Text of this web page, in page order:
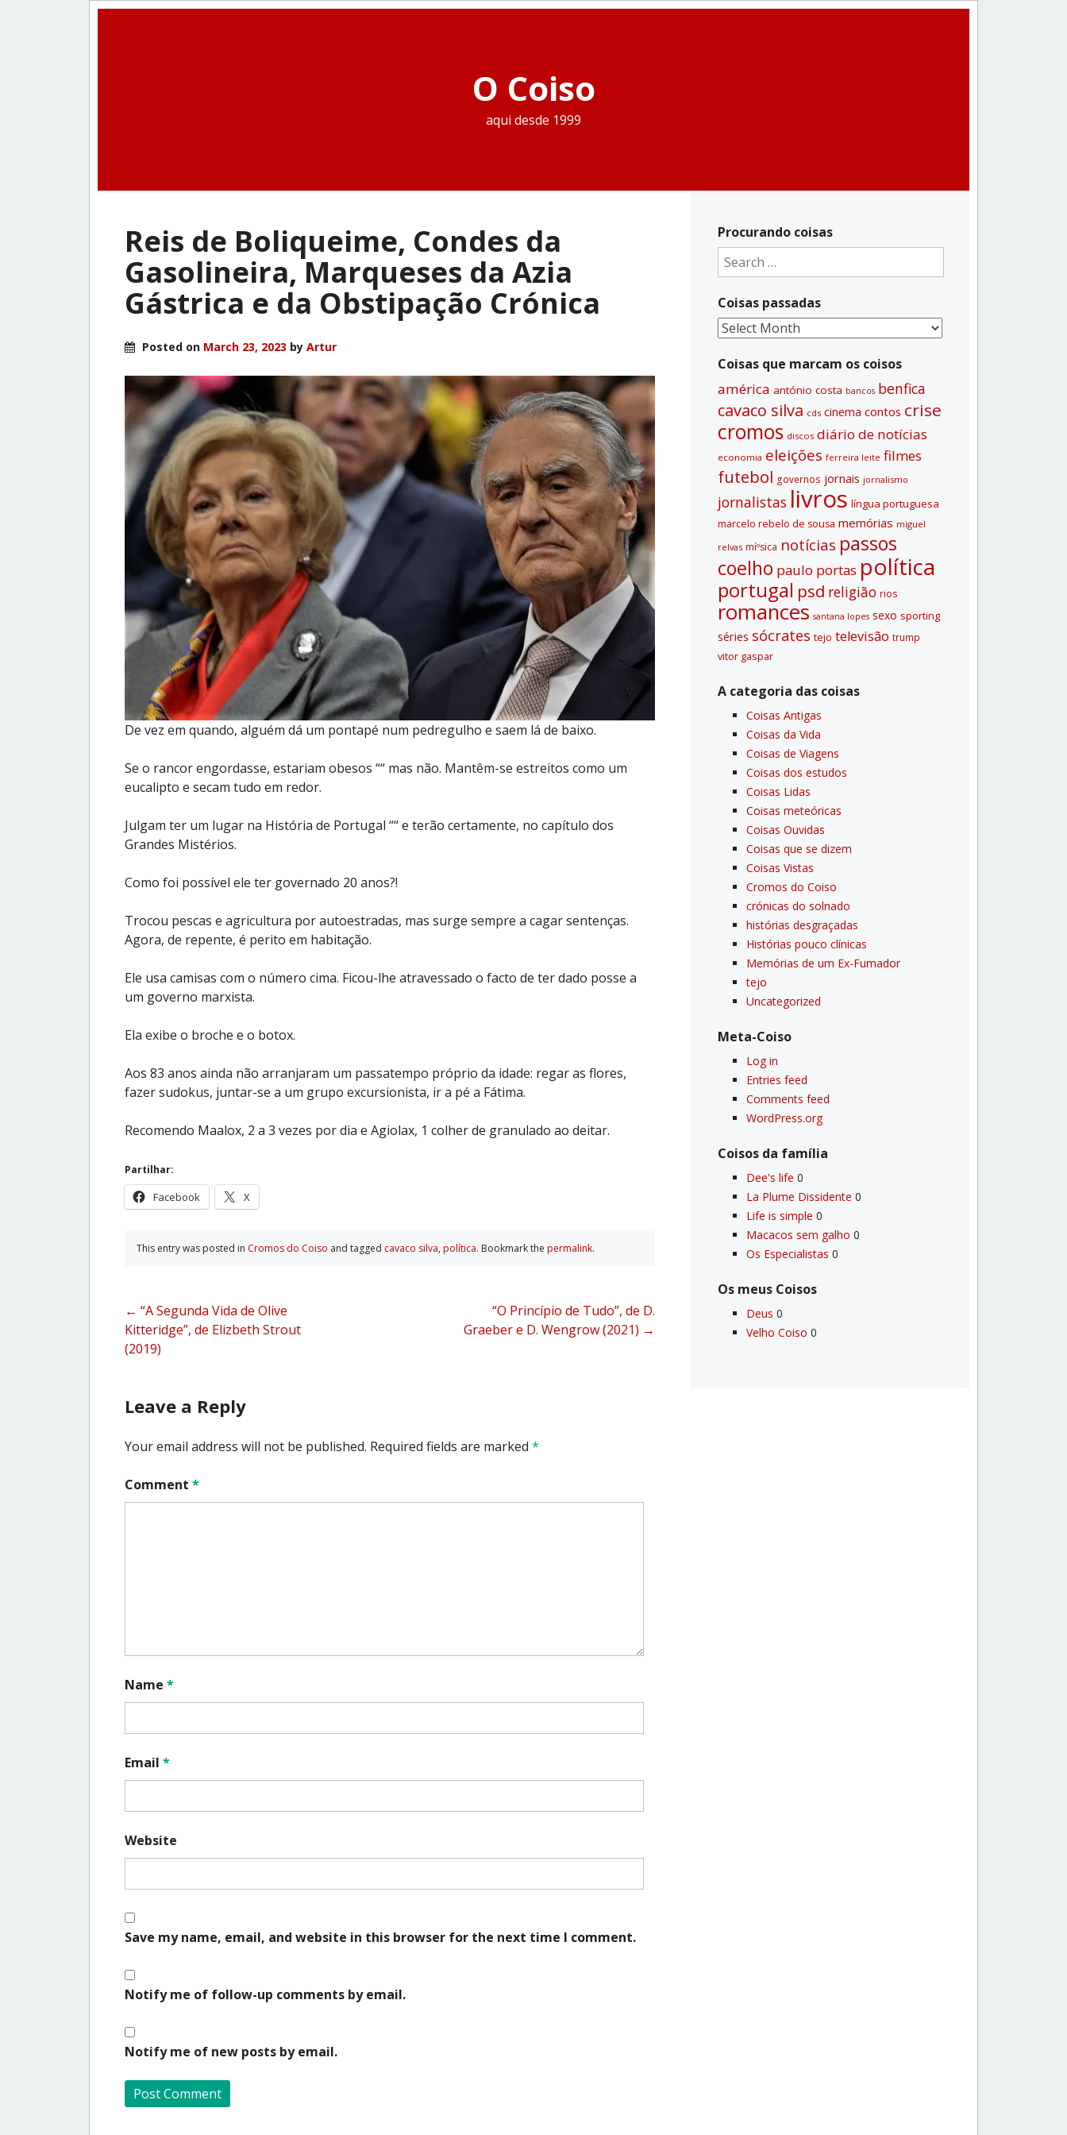
O Coiso
aqui desde 1999
Reis de Boliqueime, Condes da
Gasolineira, Marqueses da Azia
Gástrica e da Obstipação Crónica
Posted on March 23, 2023 by Artur
De vez em quando, alguém dá um pontapé num pedregulho e saem lá de baixo.
Se o rancor engordasse, estariam obesos ““ mas não. Mantêm-se estreitos como um
eucalipto e secam tudo em redor.
Julgam ter um lugar na História de Portugal ““ e terão certamente, no capítulo dos
Grandes Mistérios.
Como foi possível ele ter governado 20 anos?!
Trocou pescas e agricultura por autoestradas, mas surge sempre a cagar sentenças.
Agora, de repente, é perito em habitação.
Ele usa camisas com o número cima. Ficou-lhe atravessado o facto de ter dado posse a
um governo marxista.
Ela exibe o broche e o botox.
Aos 83 anos ainda não arranjaram um passatempo próprio da idade: regar as flores,
fazer sudokus, juntar-se a um grupo excursionista, ir a pé a Fátima.
Recomendo Maalox, 2 a 3 vezes por dia e Agiolax, 1 colher de granulado ao deitar.
Partilhar:
Facebook X
This entry was posted in Cromos do Coiso and tagged cavaco silva, polí­tica. Bookmark the permalink.
Post
navigation
← “A Segunda Vida de Olive
Kitteridge”, de Elizbeth Strout
(2019)
“O Princípio de Tudo”, de D.
Graeber e D. Wengrow (2021) →
Leave a Reply
Your email address will not be published. Required fields are marked *
Comment *
Name *
Email *
Website
Save my name, email, and website in this browser for the next time I comment.
Notify me of follow-up comments by email.
Notify me of new posts by email.
Procurando coisas
Search
for:
Coisas passadas
Coisas
Coisas que marcam os coisos
américa antónio costa bancos benfica
cavaco silva cds cinema contos crise
cromos discos diário de notí­cias
economia eleições ferreira leite filmes
futebol governos jornais jornalismo
jornalistas livros lí­ngua portuguesa
marcelo rebelo de sousa memórias miguel
relvas míºsica notí­cias passos
coelho paulo portas polí­tica
portugal psd religião rios
romances santana lopes sexo sporting
séries sócrates tejo televisão trump
vitor gaspar
A categoria das coisas
Coisas Antigas
Coisas da Vida
Coisas de Viagens
Coisas dos estudos
Coisas Lidas
Coisas meteóricas
Coisas Ouvidas
Coisas que se dizem
Coisas Vistas
Cromos do Coiso
crónicas do solnado
histórias desgraçadas
Histórias pouco clí­nicas
Memórias de um Ex-Fumador
tejo
Uncategorized
Meta-Coiso
Log in
Entries feed
Comments feed
WordPress.org
Coisos da famí­lia
Dee's life 0
La Plume Dissidente 0
Life is simple 0
Macacos sem galho 0
Os Especialistas 0
Os meus Coisos
Deus 0
Velho Coiso 0